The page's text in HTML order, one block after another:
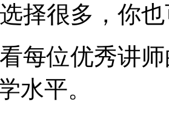
择很多，你
每位优秀讲
水平。